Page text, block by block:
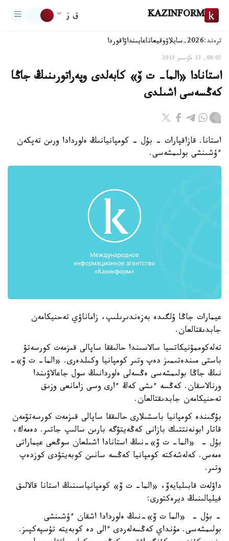
KAZINFORM ق ز
ترەند:2026-سايلاۋ وقيعاتاعايىنداۋاقوردا
00:02, 13 ماۋسىم 2015
استانادا «الما- ت ۆ» كابەلدى وپەراتورىنىڭ جاڭا
كەڭسەسى اشىلدى
استانا. قازاقپارات - بۇل - كومپانيانىڭ ەلوردادا ورىن تەپكەن
ءۇشىنشى بولىمشەسى.
عيمارات جاڭا ۇلگىدە بەزەندىرىلىپ، زاماناۋي تەحنيكامەن
جابدىقتالعان.
تەلەكوممۋنيكاتسيا سالاسىندا حالىققا ساپالى قىزمەت كورسەتۋ
باستى مىندەتىمىز دەپ وتىر كومپانيا وكىلدەرى. «الما- ت ۆ»-
نىڭ جاڭا بولىمشەسى ەڭسەلى ەلوردانىڭ سول جاعالاۋىندا
ورنالاسقان. كەڭسە ءىشى كەڭ ءارى وسى زامانعى وزىق
تەحنيكامەن جابدىقتالعان.
بۇگىندە كومپانيا باسشىلارى حالىققا ساپالى قىزمەت كورسەتۋمەن
قاتار ابونەنتتىك بازانى كەڭەيتۋگە بارىن سالىپ جاتىر. دەمەك،
بۇل - «الما- ت ۆ»-نىڭ استانادا اشىلعان سوڭعى عيماراتى
ەمەس. كەلەشەكتە كومپانيا كەڭسە سانىن كوبەيتۋدى كوزدەپ
وتىر.
داۋلەت قابىلبايەۆ، «الما- ت ۆ» كومپانياسىنىڭ استانا قالالىق
فيليالىنىڭ ديرەكتورى:
- بۇل - «الما ت ۆ»-نىڭ ەلوردادا اشقان ءۇشىنشى
بولىمشەسى. مۇنداي كەڭسەلەردى ءالى دە كوبەيتە تۇسپەكپىز.